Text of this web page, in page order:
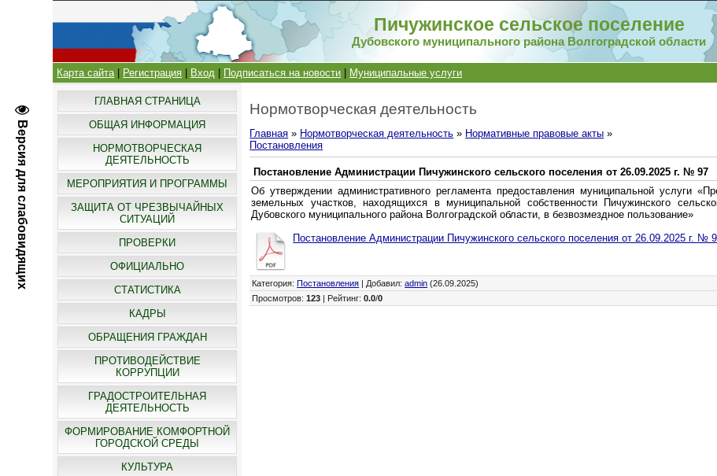
Версия для слабовидящих
Пичужинское сельское поселение
Дубовского муниципального района Волгоградской области
Карта сайта| Регистрация Вход Подписаться на новости Муниципальные услуги
ГЛАВНАЯ СТРАНИЦА
ОБЩАЯ ИНФОРМАЦИЯ
НОРМОТВОРЧЕСКАЯ
ДЕЯТЕЛЬНОСТЬ
МЕРОПРИЯТИЯ И ПРОГРАММЫ
ЗАЩИТА ОТ ЧРЕЗВЫЧАЙНЫХ
СИТУАЦИЙ
ПРОВЕРКИ
ОФИЦИАЛЬНО
СТАТИСТИКА
КАДРЫ
ОБРАЩЕНИЯ ГРАЖДАН
ПРОТИВОДЕЙСТВИЕ
КОРРУПЦИИ
ГРАДОСТРОИТЕЛЬНАЯ
ДЕЯТЕЛЬНОСТЬ
ФОРМИРОВАНИЕ КОМФОРТНОЙ
ГОРОДСКОЙ СРЕДЫ
КУЛЬТУРА
Нормотворческая деятельность
Главная » Нормотворческая деятельность » Нормативные правовые акты »
Постановления
Постановление Администрации Пичужинского сельского поселения от 26.09.2025 г. № 97
Об утверждении административного регламента предоставления муниципальной услуги
земельных участков, находящихся в муниципальной собственности Пичужинского
Дубовского муниципального района Волгоградской области, в безвозмездное пользование»
Постановление Администрации Пичужинского сельского поселения от 26.09.2025 г. №
Категория: Постановления Добавил:admin (26.09.2025)
Просмотров:123 Рейтинг:0.0/0